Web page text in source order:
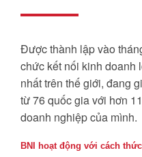
Được thành lập vào
chức kết nối kinh doanh
nhất trên thế giới, đang
từ 76 quốc gia với hơn
doanh nghiệp của mình.
BNI hoạt động với cách